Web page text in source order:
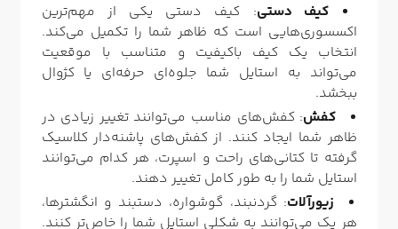
کیف دستی: کیف دستی یکی از مهم‌ترین
اکسسوری‌هایی است که ظاهر شما را تکمیل می‌کند.
انتخاب یک کیف باکیفیت و متناسب با موقعیت
می‌تواند به استایل شما جلوه‌ای حرفه‌ای یا کژوال
ببخشد.
کفش: کفش‌های مناسب می‌توانند تغییر زیادی در
ظاهر شما ایجاد کنند. از کفش‌های پاشنه‌دار کلاسیک
گرفته تا کتانی‌های راحت و اسپرت، هر کدام می‌توانند
استایل شما را به طور کامل تغییر دهند.
زیورآلات: گردنبند، گوشواره، دستبند و انگشتر‌ها،
هر یک می‌توانند به شکلی استایل شما را خاص‌تر کنند.